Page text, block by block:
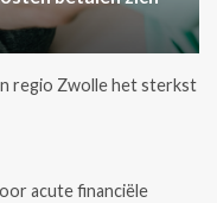
regio Zwolle het sterkst
acute financiële